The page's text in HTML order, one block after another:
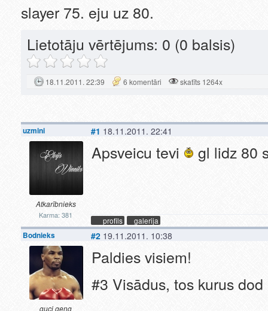
slayer 75. eju uz 80.
Lietotāju vērtējums: 0 (0 balsis)
18.11.2011. 22:39 6 komentāri skatīts 1264x
uzmini
Atkarībnieks
Karma: 381
#1 18.11.2011. 22:41
Apsveicu tevi gl lidz 80
profils galerija
Bodnieks
guci geng
#2 19.11.2011. 10:38
Paldies visiem!
#3 Visādus, tos kurus